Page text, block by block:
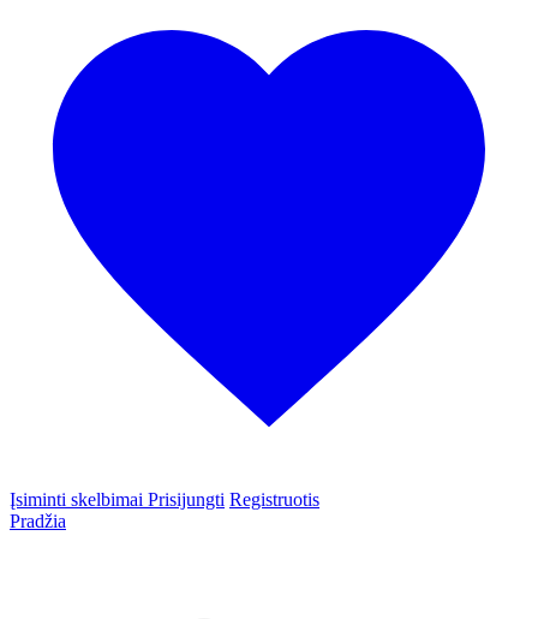
Įsiminti skelbimai Prisijungti Registruotis
Pradžia